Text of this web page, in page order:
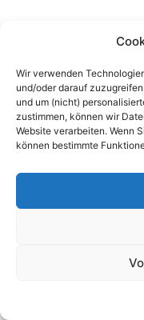
Wir verwenden
und/oder darauf
und um (nicht)
zustimmen, können wir
Website verarbeiten. Wenn
können bestimmte